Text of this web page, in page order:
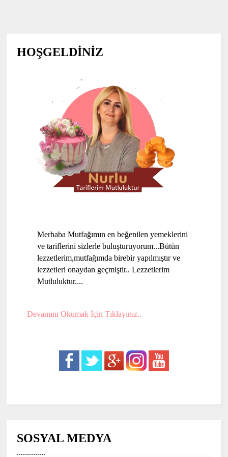
HOŞGELDİNİZ
Merhaba Mutfağımın en beğenilen yemeklerini
ve tariflerini sizlerle buluşturuyorum...Bütün
lezzetlerim,mutfağımda birebir yapılmıştır ve
lezzetleri onaydan geçmiştir.. Lezzetlerim
Mutluluktur....
Devamını Okumak İçin Tıklayınız..
SOSYAL MEDYA
..............